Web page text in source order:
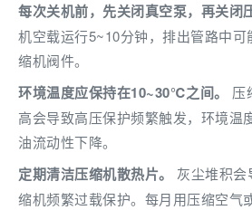
每次关机前，先关闭真空泵，再关闭
机空载运行5~10分钟，排出管路中
缩机阀件。
环境温度应保持在10~30℃之间。
压
高会导致高压保护频繁触发，环境温
油流动性下降。
定期清洁压缩机散热片。
灰尘堆积
缩机频繁过载保护。每月用压缩空气